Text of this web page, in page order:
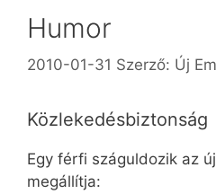
Humor
2010-01-31 Szerző: Új
Közlekedésbiztonság
Egy férfi száguldozik az
megállítja: